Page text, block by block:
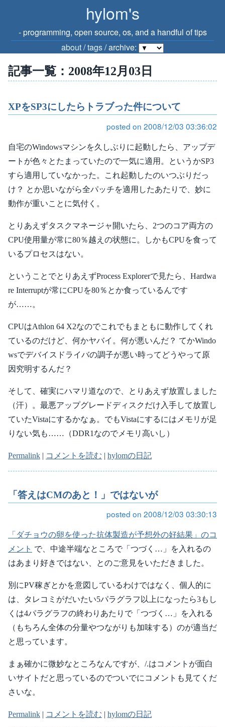
hylom's
‐ programming, open source, os, and a handful of tips
about/tags/ archive:
記事一覧：2008年12月03日
XPをSP3にしたらトラブった件について
posted on 2008/12/03 03:36:02
自宅のWindowsマシンを久しぶりに起動したら、アップデ
ートが色々とたまっていたので一気に適用。というかSP3
すら適用していなかった。これ起動したのいつぶりだっ
け？ とか思いながら全パッチを適用したあたりで、妙に
動作が重いことに気付く。
とりあえずタスクマネージャ開いたら、2つのコア両方の
CPU使用量が常に80％越えの状態に。しかもCPUを食って
いるプロセスはない。
ということでとりあえずProcess Explorerで見たら、Hardwa
re Interruptが常にCPUを80％とか食っているんです
が……。
CPUはAthlon 64 X2なのでこれでもまともに動作してくれ
ているのだけど、何かヤバイ。何が悪いんだ？ てかWindo
wsでデバイスドライバの調子が悪い時ってどうやって原
因究明するんだ？
そして、確実にハマリ道なので、とりあえず放置しました
（汗）。最悪アップグレードディスクだけ入手して放置し
ていたVistaにするかなぁ。でもVistaにするにはメモリが足
りない気も……（DDR1なのでメモリ高いし）
Permalink | コメントを読む | hylomの日記
「答えはCMのあと！」ではないが
posted on 2008/12/03 03:30:13
「ダチョウの卵を使った抗体製造が予想外の好結果」のコ
メント で、中途半端なところで「つづく…」を入れるの
はあまり好きではない、とのご意見をいただきました。
別にPV稼ぎとかを意図しているわけではなく、個人的に
は、タレコミがだいたい5パラグラフ以上になったら3もし
くは4パラグラフの終わりあたりで「つづく…」を入れる
（もちろん全体の分量やつながりも加味する）のが適当だ
と思っています。
まぁ確かに微妙なところなんですが、/.はコメントが面白
いサイトだと思っているのでついでにコメントも見てくだ
さいな。
Permalink | コメントを読む | hylomの日記